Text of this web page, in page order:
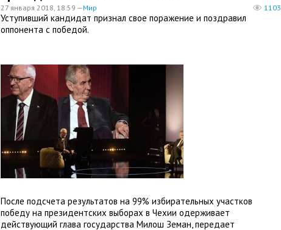
27 января 2018, 18:59 —Мир 1103
Уступивший кандидат признал свое поражение и поздравил
оппонента с победой.
После подсчета результатов на 99% избирательных участков
победу на президентских выборах в Чехии одерживает
действующий глава государства Милош Земан, передает